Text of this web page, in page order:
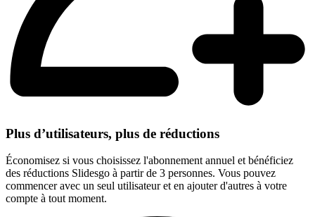
Plus d’utilisateurs, plus de réductions
Économisez si vous choisissez l'abonnement annuel et bénéficiez
des réductions Slidesgo à partir de 3 personnes. Vous pouvez
commencer avec un seul utilisateur et en ajouter d'autres à votre
compte à tout moment.